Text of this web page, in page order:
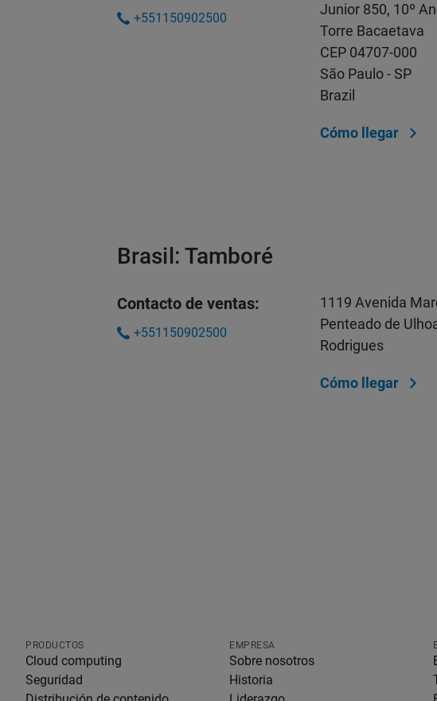
+551150902500
Junior 850, 10º
Torre Bacaetava
CEP 04707-000
São Paulo - SP
Brazil
Cómo llegar
Brasil: Tamboré
Contacto de ventas:
+551150902500
1119 Avenida
Penteado de
Rodrigues
Cómo llegar
PRODUCTOS
Cloud computing
Seguridad
EMPRESA
Sobre nosotros
Historia